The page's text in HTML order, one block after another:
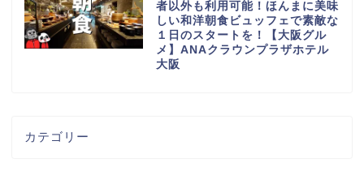
者以外も利用可能！ほんまに美味
しい和洋朝食ビュッフェで素敵な
１日のスタートを！【大阪グル
メ】ANAクラウンプラザホテル
大阪
カテゴリー